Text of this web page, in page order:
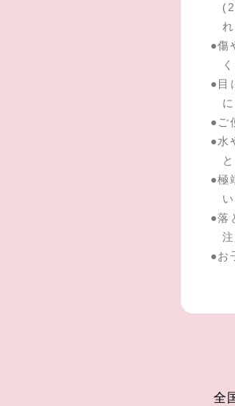
●傷
● 目
● ご
●水
●極
●落
●お
全